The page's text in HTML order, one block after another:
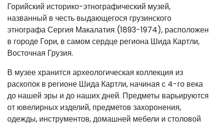
Горийский историко-этнографический музей,
названный в честь выдающегося грузинского
этнографа Сергия Макалатия (1893-1974), расположен
в городе Гори, в самом сердце региона Шида Картли,
Восточная Грузия.
В музее хранится археологическая коллекция из
раскопок в регионе Шида Картли, начиная с 4-го века
до нашей эры и до наших дней. Предметы варьируются
от ювелирных изделий, предметов захоронения,
одежды, инструментов, домашней мебели и столовой